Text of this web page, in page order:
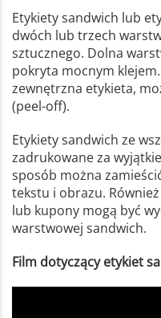
Etykiety sandwich lub
dwóch lub trzech
sztucznego. Dolna
pokryta mocnym
zewnętrzna etykieta,
(peel-off).
Etykiety sandwich ze
zadrukowane za
sposób można
tekstu i obrazu.
lub kupony mogą być
warstwowej sandwich.
Film dotyczący etykiet